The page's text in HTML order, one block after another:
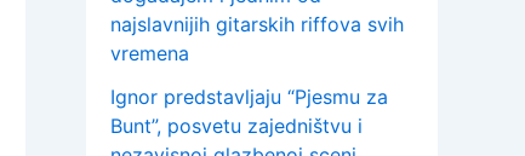
najslavnijih gitarskih riffova svih
vremena
Ignor predstavljaju “Pjesmu za
Bunt”, posvetu zajedništvu i